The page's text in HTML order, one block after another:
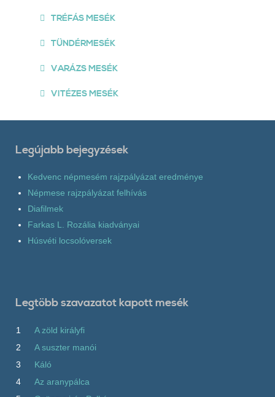
TRÉFÁS MESÉK
TÜNDÉRMESÉK
VARÁZS MESÉK
VITÉZES MESÉK
Legújabb bejegyzések
Kedvenc népmesém rajzpályázat eredménye
Népmese rajzpályázat felhívás
Diafilmek
Farkas L. Rozália kiadványai
Húsvéti locsolóversek
Legtöbb szavazatot kapott mesék
1
A zöld királyfi
2
A suszter manói
3
Káló
4
Az aranypálca